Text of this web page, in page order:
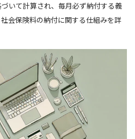
いて計算され、毎月必ず納付する義
会保険料の納付に関する仕組みを詳